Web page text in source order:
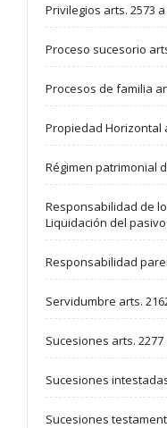
Privilegios arts. 2573 a
Proceso sucesorio
Procesos de familia
Propiedad Horizontal
Régimen patrimonial
Responsabilidad de
Liquidación del
Responsabilidad
Servidumbre arts.
Sucesiones arts. 2277
Sucesiones
Sucesiones